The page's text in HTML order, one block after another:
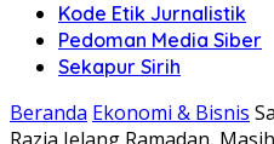
Kode Etik Jurnalistik
Pedoman Media Siber
Sekapur Sirih
Beranda Ekonomi & Bisnis